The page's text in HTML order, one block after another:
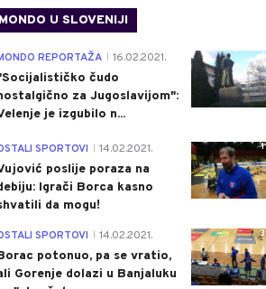
MONDO U SLOVENIJI
4
REPORTAŽA 16.02.2021.
čudo
za Jugoslavijom":
je izgubilo n...
1
SPORTOVI 14.02.2021.
poslije poraza na
Igrači Borca kasno
da mogu!
3
SPORTOVI 14.02.2021.
potonuo, pa se vratio,
Gorenje dolazi u Banjaluku